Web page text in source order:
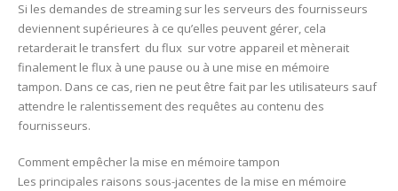
Si les demandes de streaming sur les serveurs des fournisseurs
deviennent supérieures à ce qu’elles peuvent gérer, cela
retarderait le transfert du flux sur votre appareil et mènerait
finalement le flux à une pause ou à une mise en mémoire
tampon. Dans ce cas, rien ne peut être fait par les utilisateurs sauf
attendre le ralentissement des requêtes au contenu des
fournisseurs.
Comment empêcher la mise en mémoire tampon
Les principales raisons sous-jacentes de la mise en mémoire